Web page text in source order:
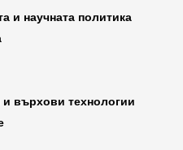
и научната политика
върхови технологии